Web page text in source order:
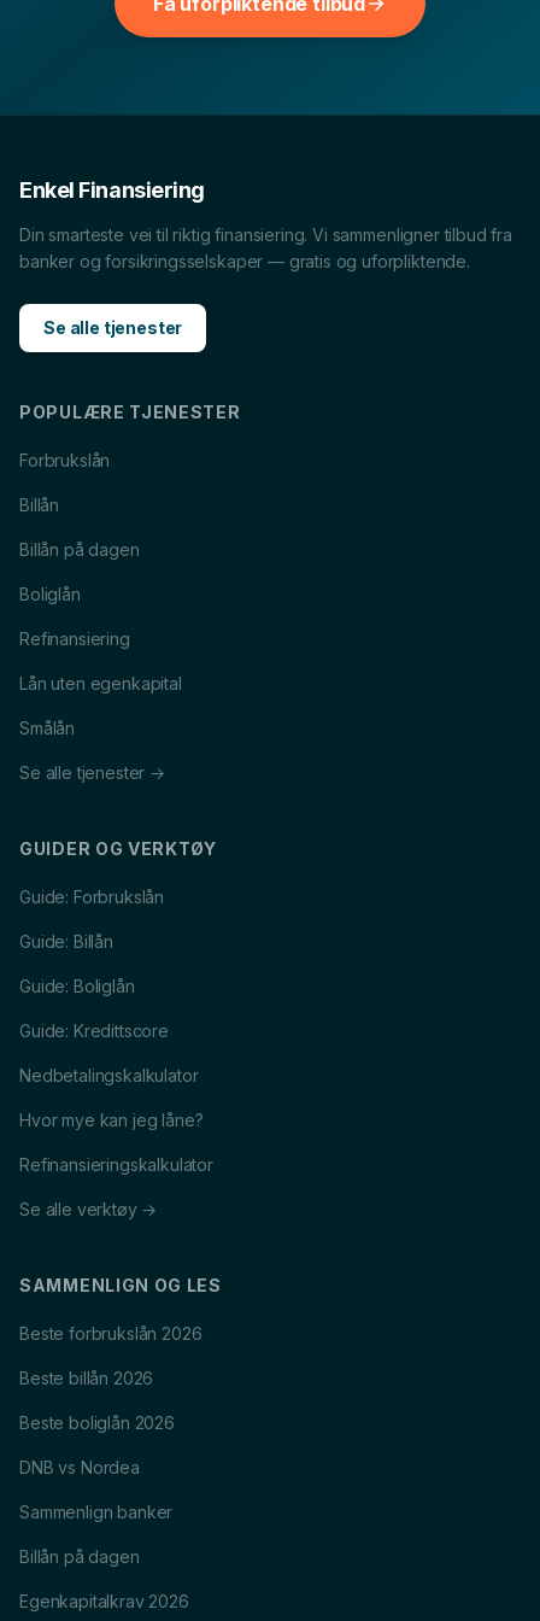
lokale sider for andre lånetyper og bruk dem til å
MC-låniKristiansand
CaravanlåniKristiansand
Lån til tannlege
Enkel Finansiering
Din smarteste vei til riktig finansiering. Vi sammenligner tilbud fra
banker og forsikringsselskaper — gratis og uforpliktende.
Se alle tjenester
POPULÆRE TJENESTER
Forbrukslån
Billån
Billån på dagen
Boliglån
Refinansiering
Lån uten egenkapital
Smålån
Se alle tjenester →
GUIDER OG VERKTØY
Guide: Forbrukslån
Guide: Billån
Guide: Boliglån
Guide: Kredittscore
Nedbetalingskalkulator
Hvor mye kan jeg låne?
Refinansieringskalkulator
Se alle verktøy →
SAMMENLIGN OG LES
Beste forbrukslån 2026
Beste billån 2026
Beste boliglån 2026
DNB vs Nordea
Sammenlign banker
Billån på dagen
Egenkapitalkrav 2026